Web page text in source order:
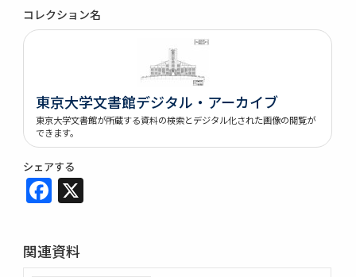
コレクション名
東京大学文書館デジタル・アーカイブ
東京大学文書館が所蔵する資料の検索とデジタル化された画像の閲覧が
できます。
シェアする
Facebook
関連資料